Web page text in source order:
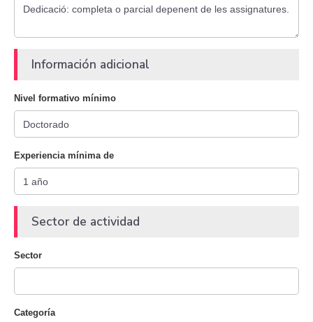
Información adicional
Nivel formativo mínimo
Experiencia mínima de
Sector de actividad
Sector
Categoría